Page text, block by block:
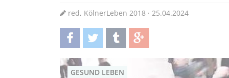
red, KölnerLeben 2018 · 25.04.2024
teilentwittern teilen
GESUND LEBEN